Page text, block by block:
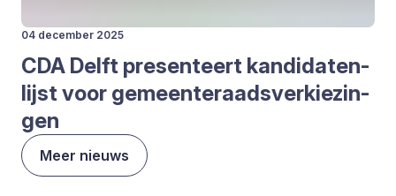
04 december 2025
CDA Delft pre­sen­teert kan­di­da­ten­
lijst voor gemeen­te­raads­ver­kie­zin­
gen
Meer nieuws